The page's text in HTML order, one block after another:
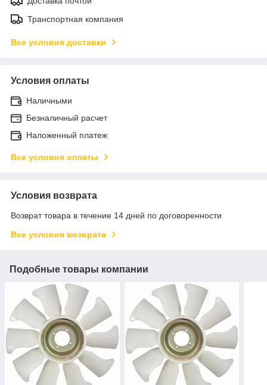
Транспортная компания
Все условия доставки
Условия оплаты
Наличными
Безналичный расчет
Наложенный платеж
Все условия оплаты
Условия возврата
Возврат товара в течение 14 дней по договоренности
Все условия возврата
Подобные товары компании